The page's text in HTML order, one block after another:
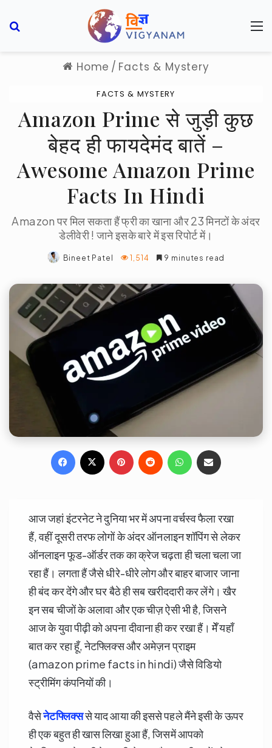
Home / Facts & Mystery
FACTS & MYSTERY
Amazon Prime से जुड़ी कुछ
बेहद ही फायदेमंद बातें –
Awesome Amazon Prime
Facts In Hindi
Amazon पर मिल सकता हैं फ्री का खाना और 23 मिनटों के अंदर
डेलीवेरी ! जाने इसके बारे में इस रिपोर्ट में।
Bineet Patel 1,514 9 minutes read
Facebook Pinterest
Reddit WhatsApp
आज जहां इंटरनेट ने दुनिया भर में अपना वर्चस्व फैला रखा
हैं, वहीं दूसरी तरफ लोगों के अंदर ऑनलाइन शॉपिंग से लेकर
ऑनलाइन फूड-ऑर्डर तक का क्रेज चढ़ता ही चला चला जा
रहा हैं। लगता हैं जैसे धीरे-धीरे लोग और बाहर बाजार जाना
ही बंद कर देंगे और घर बैठे ही सब खरीददारी कर लेंगे। खैर
इन सब चीजों के अलावा और एक चीज़ ऐसी भी है, जिसने
आज के युवा पीढ़ी को अपना दीवाना ही कर रखा हैं। मेँ यहाँ
बात कर रहा हूँ, नेटफ्लिक्स और अमेज़न प्राइम
(amazon prime facts in hindi) जैसे विडियो
स्ट्रीमिंग कंपनियों की।
वैसेनेटफ्लिक्ससे याद आया की इससे पहले मैंने इसी के ऊपर
ही एक बहुत ही खास लिखा हुआ हैं, जिसमें आपको